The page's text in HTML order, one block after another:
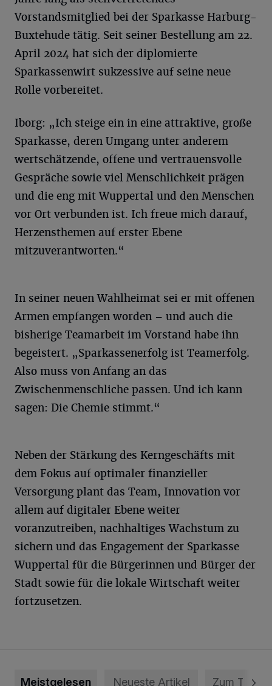
Vorstandsmitglied bei der Sparkasse Harburg-
Buxtehude tätig. Seit seiner Bestellung am 22.
April 2024 hat sich der diplomierte
Sparkassenwirt sukzessive auf seine neue
Rolle vorbereitet.
Iborg: „Ich steige ein in eine attraktive, große
Sparkasse, deren Umgang unter anderem
wertschätzende, offene und vertrauensvolle
Gespräche sowie viel Menschlichkeit prägen
und die eng mit Wuppertal und den Menschen
vor Ort verbunden ist. Ich freue mich darauf,
Herzensthemen auf erster Ebene
mitzuverantworten.“
In seiner neuen Wahlheimat sei er mit offenen
Armen empfangen worden – und auch die
bisherige Teamarbeit im Vorstand habe ihn
begeistert. „Sparkassenerfolg ist Teamerfolg.
Also muss von Anfang an das
Zwischenmenschliche passen. Und ich kann
sagen: Die Chemie stimmt.“
Neben der Stärkung des Kerngeschäfts mit
dem Fokus auf optimaler finanzieller
Versorgung plant das Team, Innovation vor
allem auf digitaler Ebene weiter
voranzutreiben, nachhaltiges Wachstum zu
sichern und das Engagement der Sparkasse
Wuppertal für die Bürgerinnen und Bürger der
Stadt sowie für die lokale Wirtschaft weiter
fortzusetzen.
Meistgelesen Neueste Artikel Zum Thema